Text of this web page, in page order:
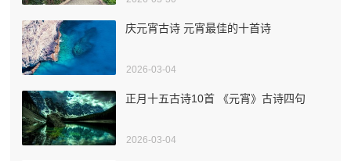
庆元宵古诗 元宵最佳的十首诗
2026-03-04
正月十五古诗10首 《元宵》古诗四句
2026-03-04